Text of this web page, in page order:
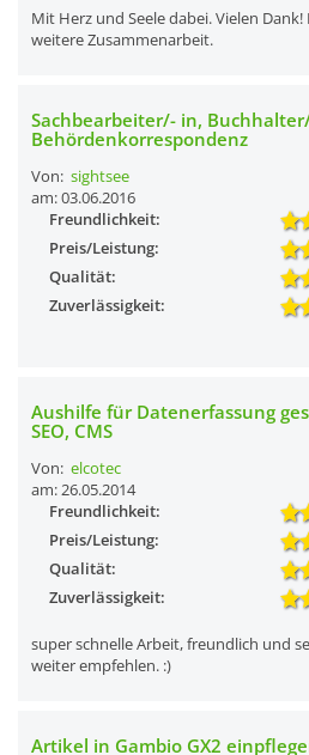
Mit Herz und Seele dabei. Vielen
weitere Zusammenarbeit.
Sachbearbeiter/- in,
Behördenkorrespondenz
Von: sightsee
am: 03.06.2016
Freundlichkeit:
Preis/Leistung:
Qualität:
Zuverlässigkeit:
Aushilfe für Datenerfassung
SEO, CMS
Von: elcotec
am: 26.05.2014
Freundlichkeit:
Preis/Leistung:
Qualität:
Zuverlässigkeit:
super schnelle Arbeit, freundlich und
weiter empfehlen. :)
Artikel in Gambio GX2